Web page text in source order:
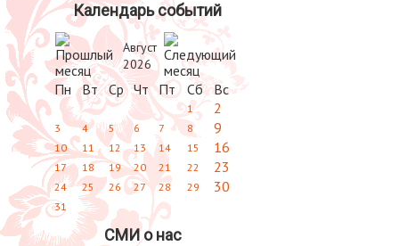
Календарь событий
Август
2026
Пн Вт Ср Чт Пт Сб Вс
1 2
3 4 5 6 7 8 9
10 11 12 13 14 15 16
17 18 19 20 21 22 23
24 25 26 27 28 29 30
31
СМИ о нас